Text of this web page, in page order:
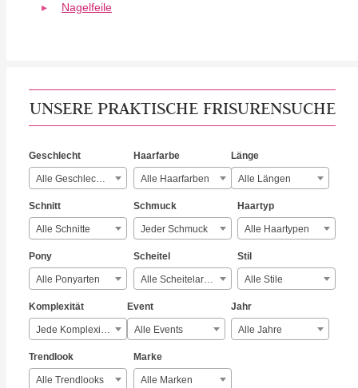
Nagelfeile
UNSERE PRAKTISCHE FRISURENSUCHE
Geschlecht
Alle Geschlechter
Haarfarbe
Alle Haarfarben
Länge
Alle Längen
Schnitt
Alle Schnitte
Schmuck
Jeder Schmuck
Haartyp
Alle Haartypen
Pony
Alle Ponyarten
Scheitel
Alle Scheitelarten
Stil
Alle Stile
Komplexität
Jede Komplexität
Event
Alle Events
Jahr
Alle Jahre
Trendlook
Alle Trendlooks
Marke
Alle Marken